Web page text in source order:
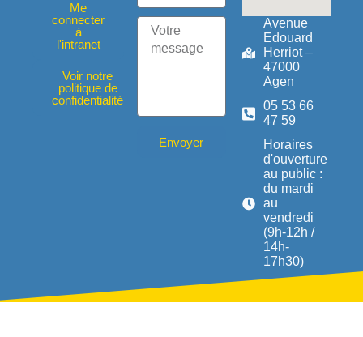
Me
connecter
à
l'intranet
Voir notre
politique de
confidentialité
Envoyer
Avenue
Edouard
Herriot –
47000
Agen
05 53 66
47 59
Horaires
d'ouverture
au public :
du mardi
au
vendredi
(9h-12h /
14h-
17h30)